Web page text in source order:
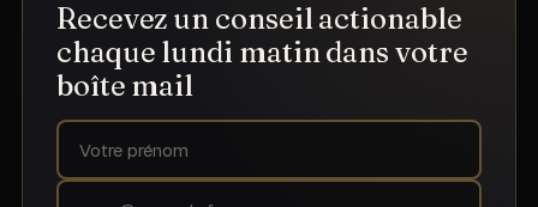
Recevez un conseil actionable
chaque lundi matin dans votre
boîte mail
Prénom
Adresse email